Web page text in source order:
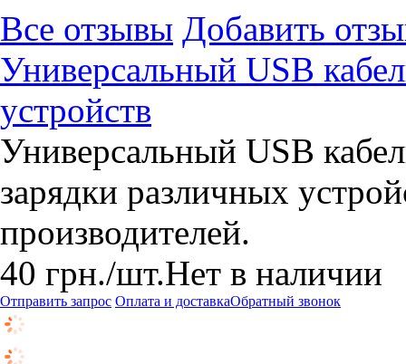
Все отзывы Добавить
Универсальный USB
устройств
Универсальный USB
зарядки различных
производителей.
40 грн./шт.Нет в наличии
Отправить запрос Оплата и доставкаОбратный звонок